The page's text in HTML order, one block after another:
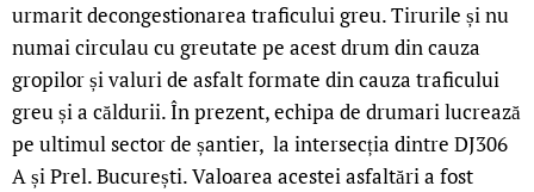
urmarit decongestionarea traficului greu. Tirurile și nu
numai circulau cu greutate pe acest drum din cauza
gropilor și valuri de asfalt formate din cauza traficului
greu și a căldurii. În prezent, echipa de drumari lucrează
pe ultimul sector de șantier, la intersecția dintre DJ306
A și Prel. București. Valoarea acestei asfaltări a fost